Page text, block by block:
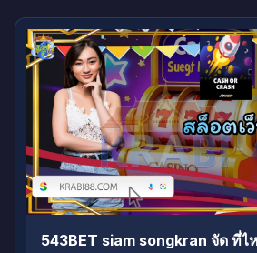
543BET siam songkran จัด ที่ไ